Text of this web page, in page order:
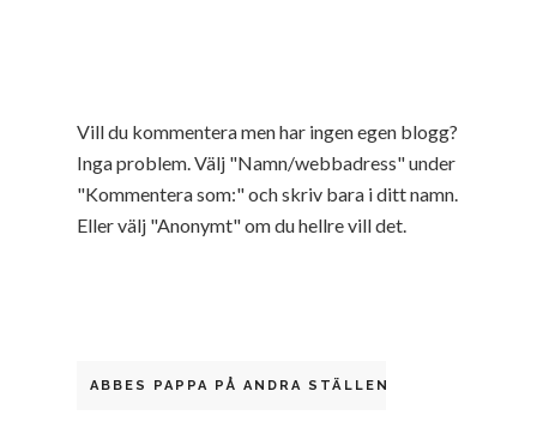
Vill du kommentera men har ingen egen blogg?
Inga problem. Välj "Namn/webbadress" under
"Kommentera som:" och skriv bara i ditt namn.
Eller välj "Anonymt" om du hellre vill det.
ABBES PAPPA PÅ ANDRA STÄLLEN